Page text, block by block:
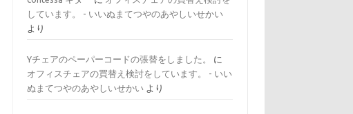
しています。 - いいぬまてつやのあやしいせかい
より
Yチェアのペーパーコードの張替をしました。
に
オフィスチェアの買替え検討をしています。 - いい
ぬまてつやのあやしいせかい より